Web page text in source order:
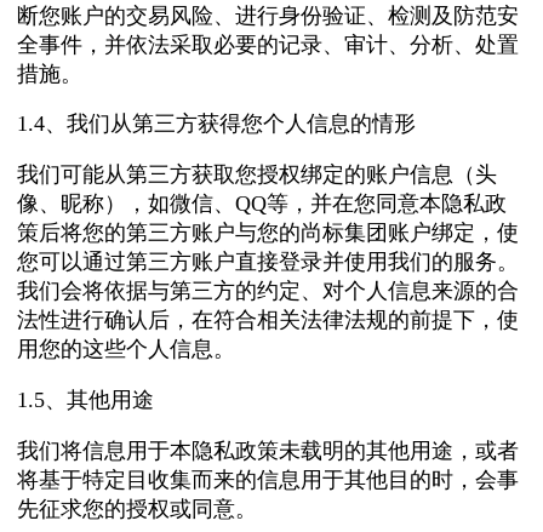
断您账户的交易风险、进行身份验证、检测及防范安
全事件，并依法采取必要的记录、审计、分析、处置
措施。
1.4、我们从第三方获得您个人信息的情形
我们可能从第三方获取您授权绑定的账户信息（头
像、昵称），如微信、QQ等，并在您同意本隐私政
策后将您的第三方账户与您的尚标集团账户绑定，使
您可以通过第三方账户直接登录并使用我们的服务。
我们会将依据与第三方的约定、对个人信息来源的合
法性进行确认后，在符合相关法律法规的前提下，使
用您的这些个人信息。
1.5、其他用途
我们将信息用于本隐私政策未载明的其他用途，或者
将基于特定目收集而来的信息用于其他目的时，会事
先征求您的授权或同意。